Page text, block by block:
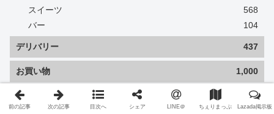
スイーツ
568
バー
104
デリバリー 437
お買い物 1,000
724
雑貨
207
前の記事 次の記事 目次へ シェア LINE＠ ちぇりまっぷ Lazada掲示板